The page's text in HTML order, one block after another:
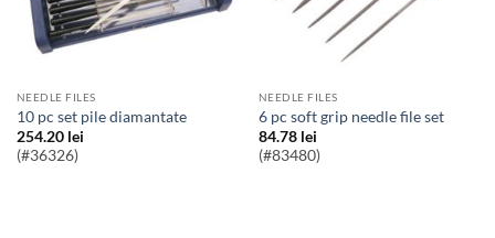
NEEDLE FILES
10 pc set pile diamantate
254.20 lei
(#36326)
NEEDLE FILES
6 pc soft grip needle file set
84.78 lei
(#83480)